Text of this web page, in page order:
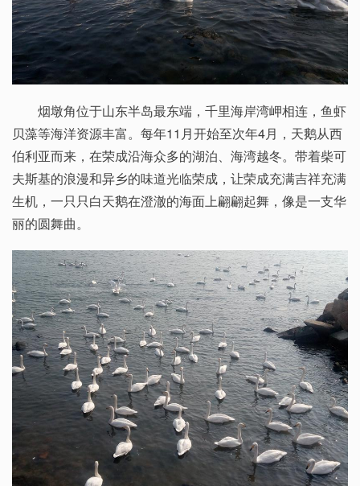
烟墩角位于山东半岛最东端，千里海岸湾岬相连，鱼虾
贝藻等海洋资源丰富。每年11月开始至次年4月，天鹅从西
伯利亚而来，在荣成沿海众多的湖泊、海湾越冬。带着柴可
夫斯基的浪漫和异乡的味道光临荣成，让荣成充满吉祥充满
生机，一只只白天鹅在澄澈的海面上翩翩起舞，像是一支华
丽的圆舞曲。